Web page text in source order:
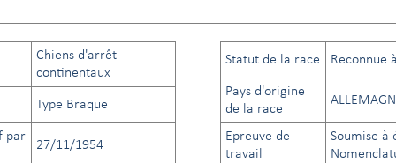
Chiens d'arrêt
continentaux
Type Braque
par
27/11/1954
Statut de la race Reconnue
Pays d'origine
de la race
Epreuve de
travail
Soumise à